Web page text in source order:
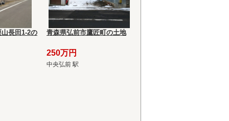
長田1-2の 青森県弘前市鷹匠町の土地
250万円
中央弘前 駅